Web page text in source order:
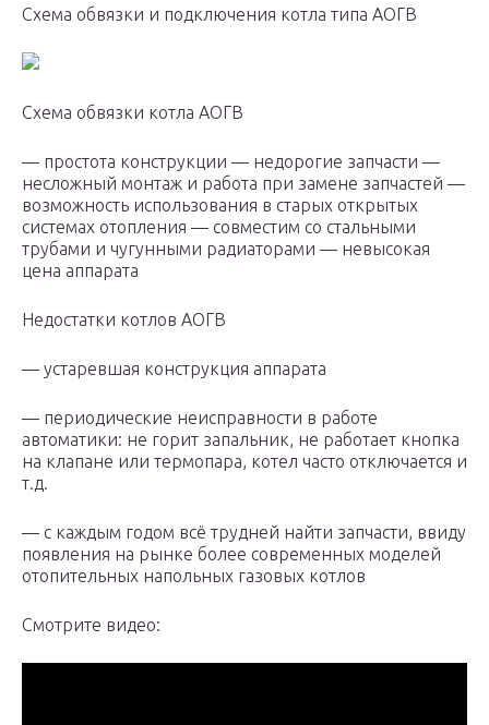
Схема обвязки и подключения котла типа АОГВ
Схема обвязки котла АОГВ
— простота конструкции — недорогие запчасти —
несложный монтаж и работа при замене запчастей —
возможность использования в старых открытых
системах отопления — совместим со стальными
трубами и чугунными радиаторами — невысокая
цена аппарата
Недостатки котлов АОГВ
— устаревшая конструкция аппарата
— периодические неисправности в работе
автоматики: не горит запальник, не работает кнопка
на клапане или термопара, котел часто отключается и
т.д.
— с каждым годом всё трудней найти запчасти, ввиду
появления на рынке более современных моделей
отопительных напольных газовых котлов
Смотрите видео: